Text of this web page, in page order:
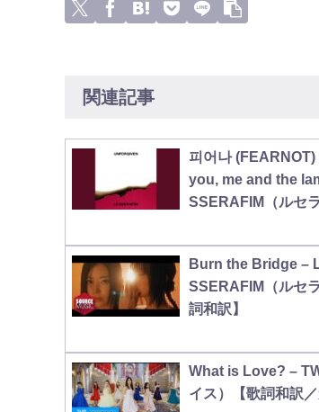
関連記事
피어나
you, me and the
SSERAFIM（ルセ
Burn the Bridge –
SSERAFIM（ルセ
詞和訳】
What is Love? –
イス）【歌詞和訳／